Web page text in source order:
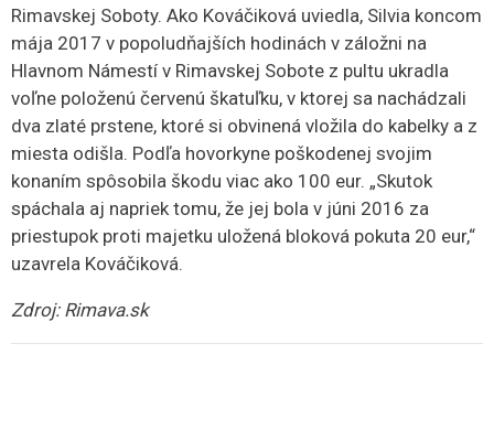
Rimavskej Soboty. Ako Kováčiková uviedla, Silvia koncom
mája 2017 v popoludňajších hodinách v záložni na
Hlavnom Námestí v Rimavskej Sobote z pultu ukradla
voľne položenú červenú škatuľku, v ktorej sa nachádzali
dva zlaté prstene, ktoré si obvinená vložila do kabelky a z
miesta odišla. Podľa hovorkyne poškodenej svojim
konaním spôsobila škodu viac ako 100 eur. „Skutok
spáchala aj napriek tomu, že jej bola v júni 2016 za
priestupok proti majetku uložená bloková pokuta 20 eur,“
uzavrela Kováčiková.
Zdroj: Rimava.sk